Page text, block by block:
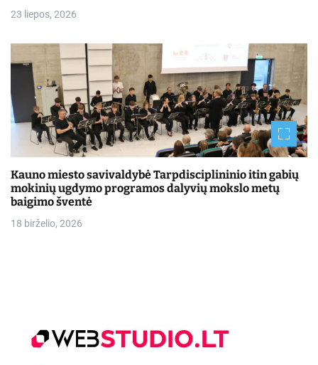
23 liepos, 2026
Kauno miesto savivaldybė Tarpdisciplininio itin gabių
mokinių ugdymo programos dalyvių mokslo metų
baigimo šventė
18 birželio, 2026